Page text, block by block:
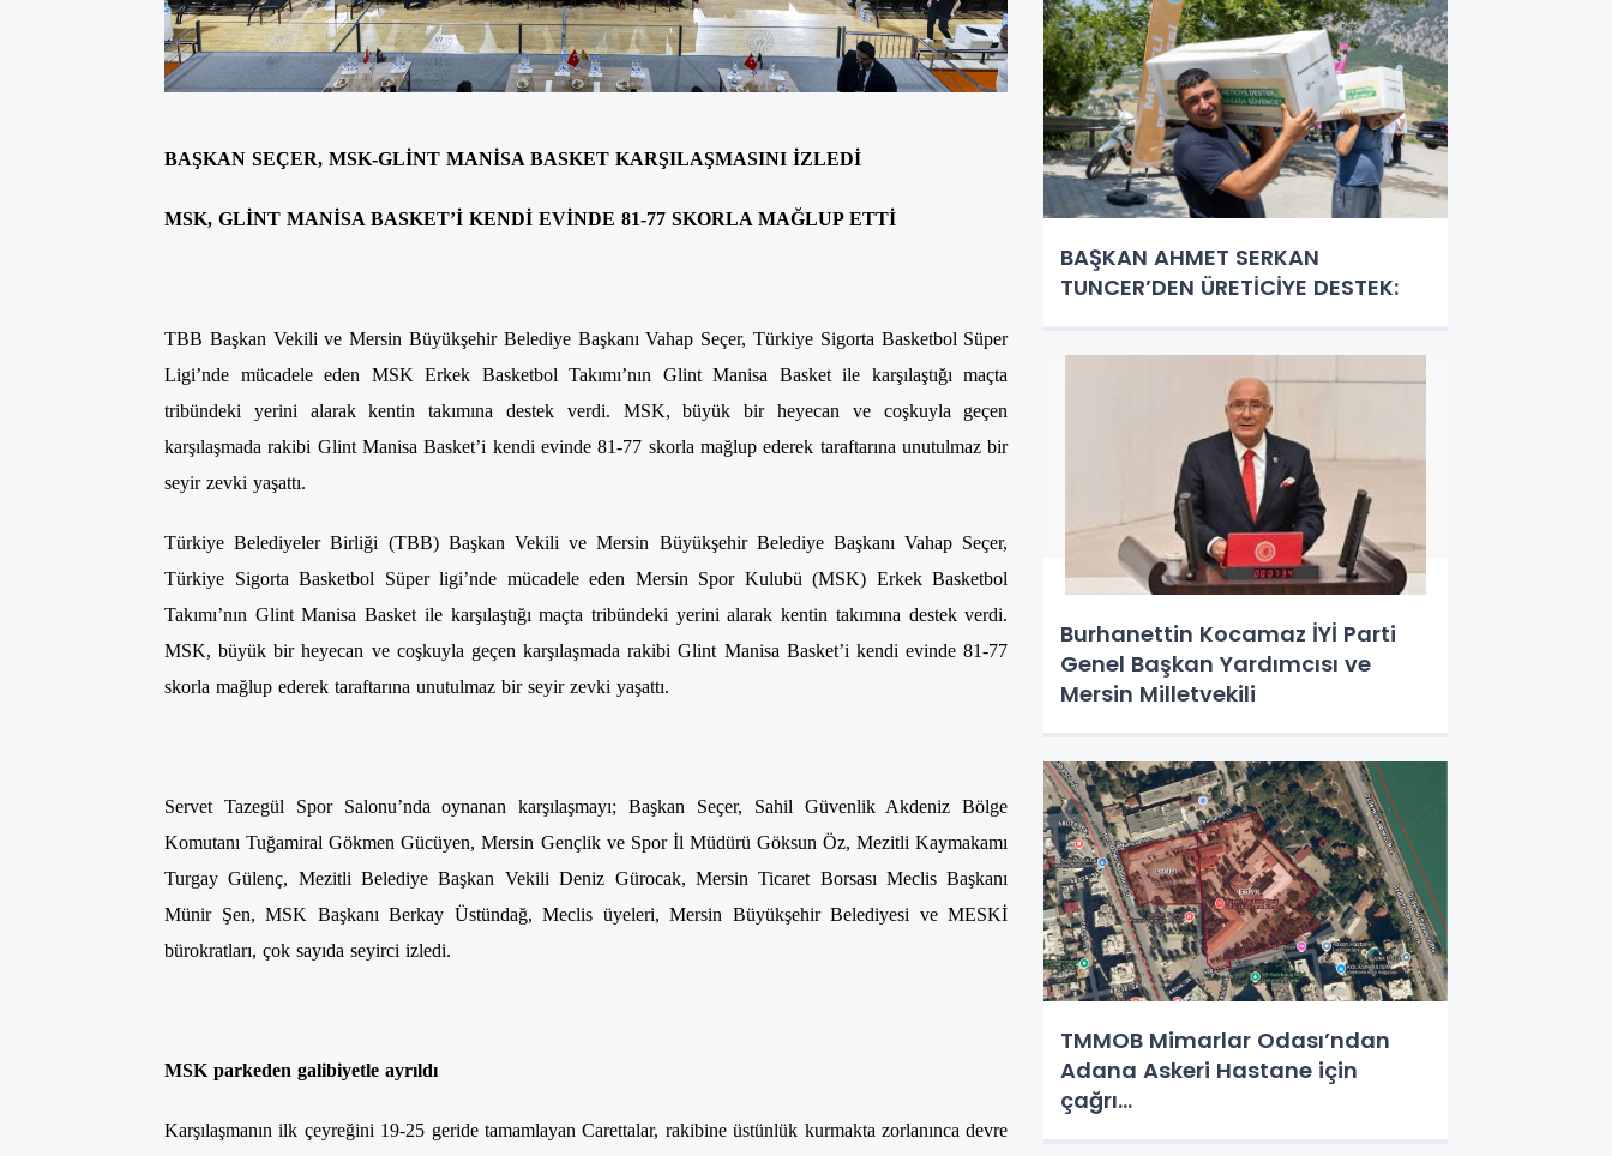
BAŞKAN SEÇER, MSK-GLİNT MANİSA BASKET KARŞILAŞMASINI İZLEDİ
MSK, GLİNT MANİSA BASKET’İ KENDİ EVİNDE 81-77 SKORLA MAĞLUP ETTİ
TBB Başkan Vekili ve Mersin Büyükşehir Belediye Başkanı Vahap Seçer, Türkiye Sigorta Basketbol Süper
Ligi’nde mücadele eden MSK Erkek Basketbol Takımı’nın Glint Manisa Basket ile karşılaştığı maçta
tribündeki yerini alarak kentin takımına destek verdi. MSK, büyük bir heyecan ve coşkuyla geçen
karşılaşmada rakibi Glint Manisa Basket’i kendi evinde 81-77 skorla mağlup ederek taraftarına unutulmaz bir
seyir zevki yaşattı.
Türkiye Belediyeler Birliği (TBB) Başkan Vekili ve Mersin Büyükşehir Belediye Başkanı Vahap Seçer,
Türkiye Sigorta Basketbol Süper ligi’nde mücadele eden Mersin Spor Kulubü (MSK) Erkek Basketbol
Takımı’nın Glint Manisa Basket ile karşılaştığı maçta tribündeki yerini alarak kentin takımına destek verdi.
MSK, büyük bir heyecan ve coşkuyla geçen karşılaşmada rakibi Glint Manisa Basket’i kendi evinde 81-77
skorla mağlup ederek taraftarına unutulmaz bir seyir zevki yaşattı.
Servet Tazegül Spor Salonu’nda oynanan karşılaşmayı; Başkan Seçer, Sahil Güvenlik Akdeniz Bölge
Komutanı Tuğamiral Gökmen Gücüyen, Mersin Gençlik ve Spor İl Müdürü Göksun Öz, Mezitli Kaymakamı
Turgay Gülenç, Mezitli Belediye Başkan Vekili Deniz Gürocak, Mersin Ticaret Borsası Meclis Başkanı
Münir Şen, MSK Başkanı Berkay Üstündağ, Meclis üyeleri, Mersin Büyükşehir Belediyesi ve MESKİ
bürokratları, çok sayıda seyirci izledi.
MSK parkeden galibiyetle ayrıldı
Karşılaşmanın ilk çeyreğini 19-25 geride tamamlayan Carettalar, rakibine üstünlük kurmakta zorlanınca devre
BAŞKAN AHMET SERKAN
TUNCER’DEN ÜRETİCİYE DESTEK:
Burhanettin Kocamaz İYİ Parti
Genel Başkan Yardımcısı ve
Mersin Milletvekili
TMMOB Mimarlar Odası’ndan
Adana Askeri Hastane için
çağrı…